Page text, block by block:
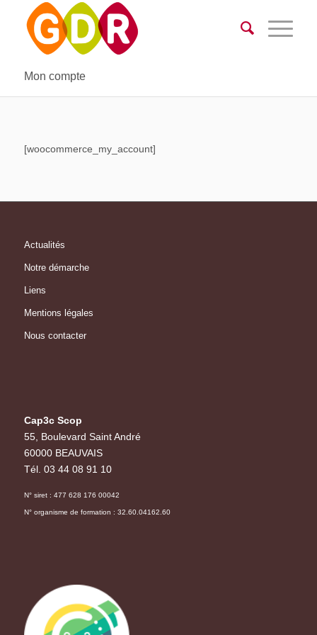
Mon compte
[woocommerce_my_account]
Actualités
Notre démarche
Liens
Mentions légales
Nous contacter
Cap3c Scop
55, Boulevard Saint André
60000 BEAUVAIS
Tél. 03 44 08 91 10
N° siret : 477 628 176 00042
N° organisme de formation : 32.60.04162.60